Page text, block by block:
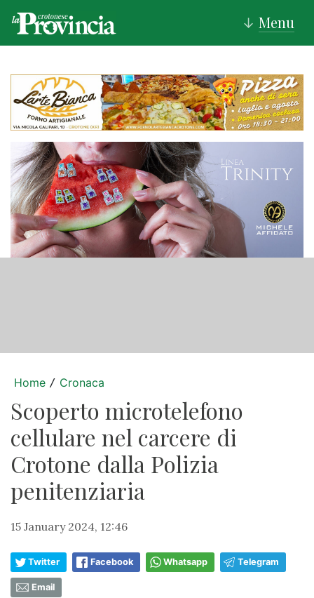
↓ Menu
Home / Cronaca
Scoperto microtelefono
cellulare nel carcere di
Crotone dalla Polizia
penitenziaria
15 January 2024, 12:46
Twitter Facebook Whatsapp Telegram
Email